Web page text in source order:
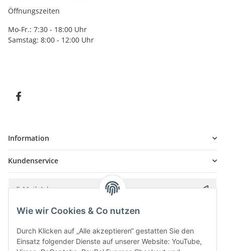
Öffnungszeiten
Mo-Fr.: 7:30 - 18:00 Uhr
Samstag: 8:00 - 12:00 Uhr
Information
Kundenservice
Bitte senden Sie mir entsprechend IhrerDatenschutzerklärung
Wie wir Cookies & Co nutzen
Durch Klicken auf „Alle akzeptieren“ gestatten Sie den
Einsatz folgender Dienste auf unserer Website: YouTube,